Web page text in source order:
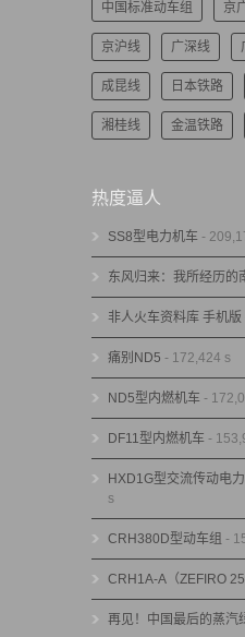
中国标准动车组 京
京沪线 广深线
成昆线 日本铁路
湘桂线 金温铁路
热度逼人
SS8型电力机车 -
东风归来：我所经历的
非人火车资料库 手机版
痛别ND5 - 172,424 s
ND5型内燃机车 -
DF11型内燃机车 -
HXD1G型交流传动电
s
CRH380D型动车组 -
CRH1A-A（ZEFIRO
再见！中国最后的蒸汽